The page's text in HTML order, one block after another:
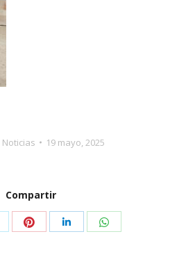
Noticias 19 mayo, 2025
Compartir
CompartirCompartirCompartir